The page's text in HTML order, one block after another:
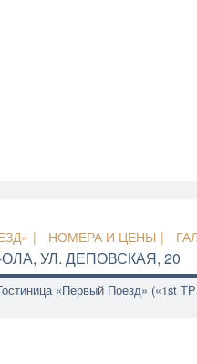
НОМЕРА И ЦЕНЫ
, УЛ. ДЕПОВСКАЯ, 20
«Первый Поезд» («1st